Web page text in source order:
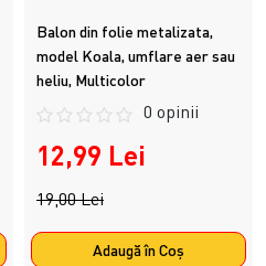
Balon din folie metalizata,
model Koala, umflare aer sau
heliu, Multicolor
0 opinii
12,99 Lei
19,00 Lei
Adaugă în Coş